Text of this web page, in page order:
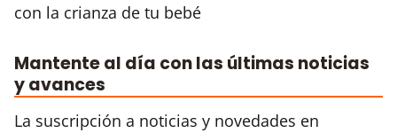
con la crianza de tu bebé
Mantente al día con las últimas noticias
y avances
La suscripción a noticias y novedades en